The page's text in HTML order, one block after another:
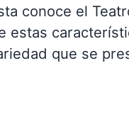
conoce el
estas
que se